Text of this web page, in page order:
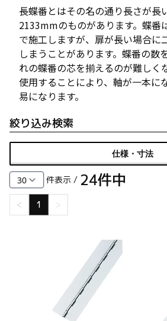
FC・C
電気錠・インターロック
L・LE
キースイッチ
S
キャスター・アジャスター
ニターアーム
断熱・ライト・ラック
長蝶番とはその名の通り長さが長
2133mmのものがあります。蝶番
で施工しますが、扉が長い場合に
しまうことがあります。蝶番の数
れの蝶番の芯を揃えるのが難しく
使用することにより、軸が一本に
易になります。
絞り込み検索
仕様・寸法
件表示 / 24件中
< 1 >